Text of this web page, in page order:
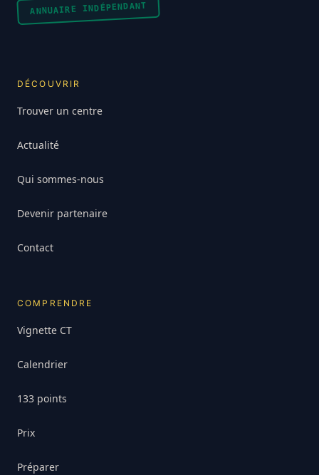
ANNUAIRE INDÉPENDANT
DÉCOUVRIR
Trouver un centre
Actualité
Qui sommes-nous
Devenir partenaire
Contact
COMPRENDRE
Vignette CT
Calendrier
133 points
Prix
Préparer